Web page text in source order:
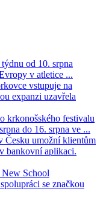
od 10. srpna
v atletice ...
vstupuje na
expanzi uzavřela
krkonošského festivalu
do 16. srpna ve ...
Česku umožní klientům
bankovní aplikaci.
New School
se značkou